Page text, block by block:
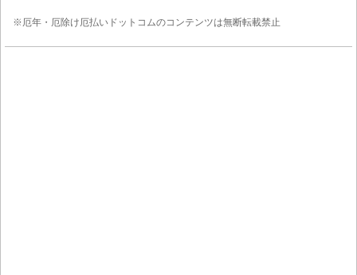
※厄年・厄除け厄払いドットコムのコンテンツは無断転載禁止